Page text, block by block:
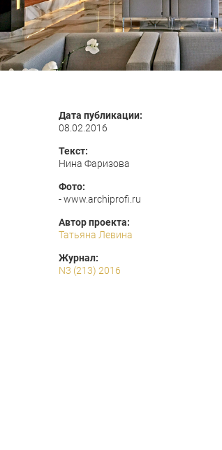
Дата публикации:
08.02.2016
Текст:
Нина Фаризова
Фото:
- www.archiprofi.ru
Автор проекта:
Татьяна Левина
Журнал:
N3 (213) 2016